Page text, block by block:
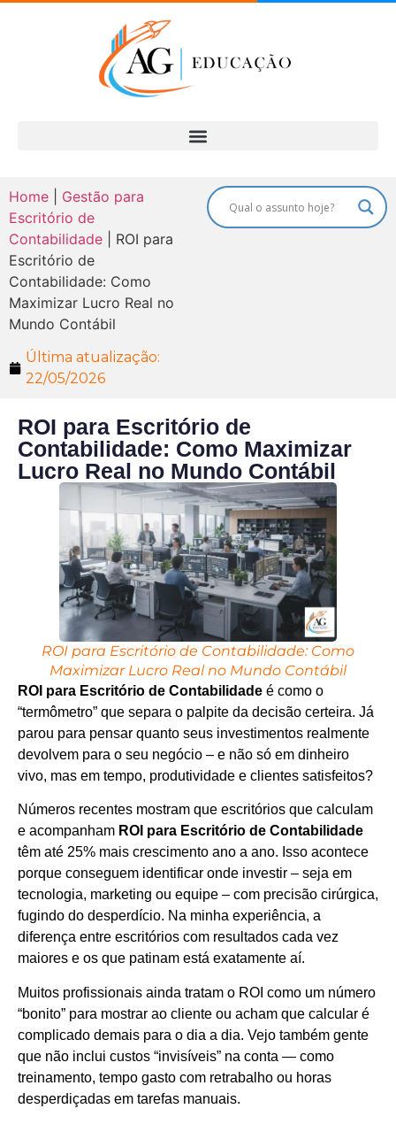
Home
Gestão para
Escritório de
Contabilidade
ROI para
Escritório de
Contabilidade: Como
Maximizar Lucro Real no
Mundo Contábil
Última atualização:
22/05/2026
ROI para Escritório de
Contabilidade: Como Maximizar
Lucro Real no Mundo Contábil
ROI para Escritório de Contabilidade: Como
Maximizar Lucro Real no Mundo Contábil
ROI para Escritório de Contabilidade é como o
“termômetro” que separa o palpite da decisão certeira. Já
parou para pensar quanto seus investimentos realmente
devolvem para o seu negócio – e não só em dinheiro
vivo, mas em tempo, produtividade e clientes satisfeitos?
Números recentes mostram que escritórios que calculam
e acompanham ROI para Escritório de Contabilidade
têm até 25% mais crescimento ano a ano. Isso acontece
porque conseguem identificar onde investir – seja em
tecnologia, marketing ou equipe – com precisão cirúrgica,
fugindo do desperdício. Na minha experiência, a
diferença entre escritórios com resultados cada vez
maiores e os que patinam está exatamente aí.
Muitos profissionais ainda tratam o ROI como um número
“bonito” para mostrar ao cliente ou acham que calcular é
complicado demais para o dia a dia. Vejo também gente
que não inclui custos “invisíveis” na conta — como
treinamento, tempo gasto com retrabalho ou horas
desperdiçadas em tarefas manuais.